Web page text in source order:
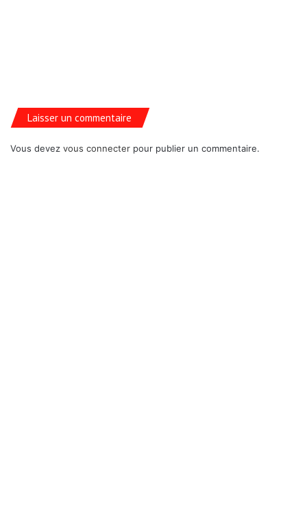
Laisser un commentaire
Vous devez vous connecter pour publier un commentaire.